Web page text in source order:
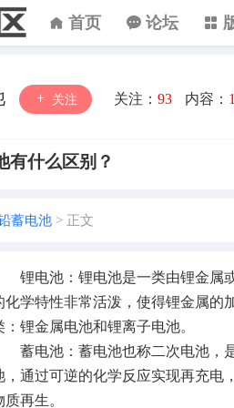
首页 论坛
关注 关注： 93 内容：
有什么区别？
蓄电池 > 正文
电池：锂电池是一类由锂金属或
化学特性非常活泼，使得锂金属的
：锂金属电池和锂离子电池。
电池：蓄电池也称二次电池，是
，通过可逆的化学反应实现再充电
质再生。